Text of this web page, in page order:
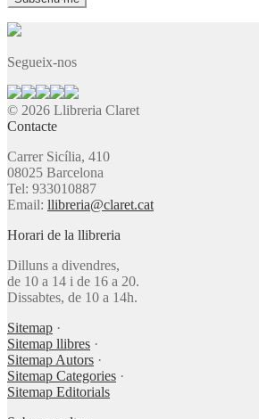
Segueix-nos
© 2026 Llibreria Claret
Contacte
Carrer Sicília, 410
08025 Barcelona
Tel: 933010887
Email: llibreria@claret.cat
Horari de la llibreria
Dilluns a divendres,
de 10 a 14 i de 16 a 20.
Dissabtes, de 10 a 14h.
Sitemap ·
Sitemap llibres ·
Sitemap Autors ·
Sitemap Categories ·
Sitemap Editorials